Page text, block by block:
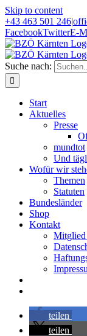
Skip to content
+43 463 501 246|
FacebookTwitterE-
Suche nach:
Start
Aktuelles
Presse
mundtot
Und
Wofür wir
Themen
Statuten
Bundesländer
Shop
Kontakt
Mitglied
teilen
teilen